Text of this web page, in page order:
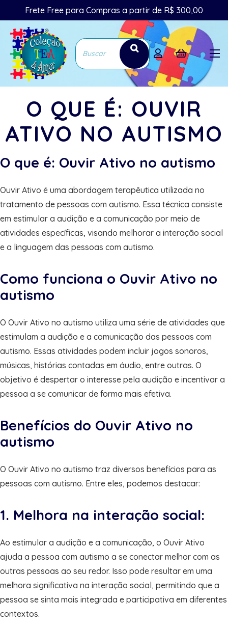
Frete Free para Compras a partir de R$ 300,00
O QUE É: OUVIR
ATIVO NO AUTISMO
O que é: Ouvir Ativo no autismo
Ouvir Ativo é uma abordagem terapêutica utilizada no
tratamento de pessoas com autismo. Essa técnica consiste
em estimular a audição e a comunicação por meio de
atividades específicas, visando melhorar a interação social
e a linguagem das pessoas com autismo.
Como funciona o Ouvir Ativo no
autismo
O Ouvir Ativo no autismo utiliza uma série de atividades que
estimulam a audição e a comunicação das pessoas com
autismo. Essas atividades podem incluir jogos sonoros,
músicas, histórias contadas em áudio, entre outras. O
objetivo é despertar o interesse pela audição e incentivar a
pessoa a se comunicar de forma mais efetiva.
Benefícios do Ouvir Ativo no
autismo
O Ouvir Ativo no autismo traz diversos benefícios para as
pessoas com autismo. Entre eles, podemos destacar:
1. Melhora na interação social:
Ao estimular a audição e a comunicação, o Ouvir Ativo
ajuda a pessoa com autismo a se conectar melhor com as
outras pessoas ao seu redor. Isso pode resultar em uma
melhora significativa na interação social, permitindo que a
pessoa se sinta mais integrada e participativa em diferentes
contextos.